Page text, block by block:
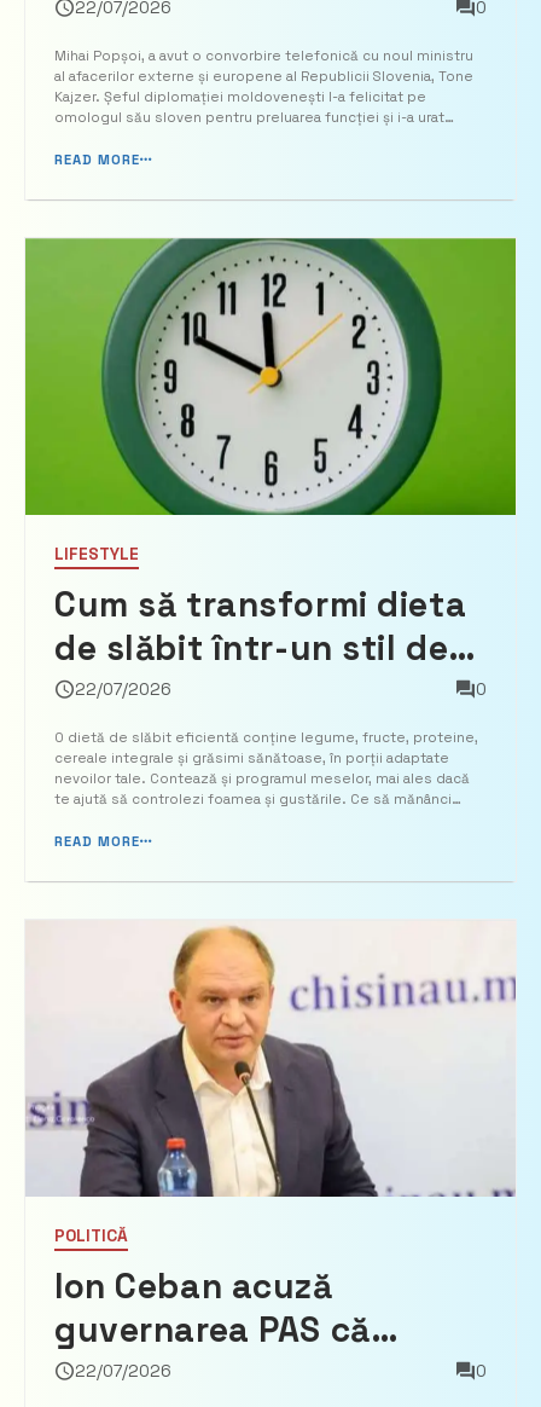
său sloven, Tone Kajzer
22/07/2026 0
Mihai Popșoi, a avut o convorbire telefonică cu noul ministru
al afacerilor externe și europene al Republicii Slovenia, Tone
Kajzer. Șeful diplomației moldovenești l-a felicitat pe
omologul său sloven pentru preluarea funcției și i-a urat
dialogul dintre Republica Moldova și R...
READ MORE
LIFESTYLE
Cum să transformi dieta
de slăbit într-un stil de
viață sănătos – Ce, cât și
când să mănânci
22/07/2026 0
O dietă de slăbit eficientă conține legume, fructe, proteine,
cereale integrale și grăsimi sănătoase, în porții adaptate
nevoilor tale. Contează și programul meselor, mai ales dacă
te ajută să controlezi foamea și gustările. Ce să mănânci
meniu potrivit tuturor. O dietă de slăbit trebu...
READ MORE
POLITICĂ
Ion Ceban acuză
guvernarea PAS că
induce panică privind
22/07/2026 0